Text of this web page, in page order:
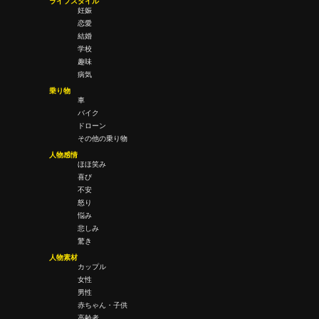
妊娠
恋愛
結婚
学校
趣味
病気
乗り物
車
バイク
ドローン
その他の乗り物
人物感情
ほほ笑み
喜び
不安
怒り
悩み
悲しみ
驚き
人物素材
カップル
女性
男性
赤ちゃん・子供